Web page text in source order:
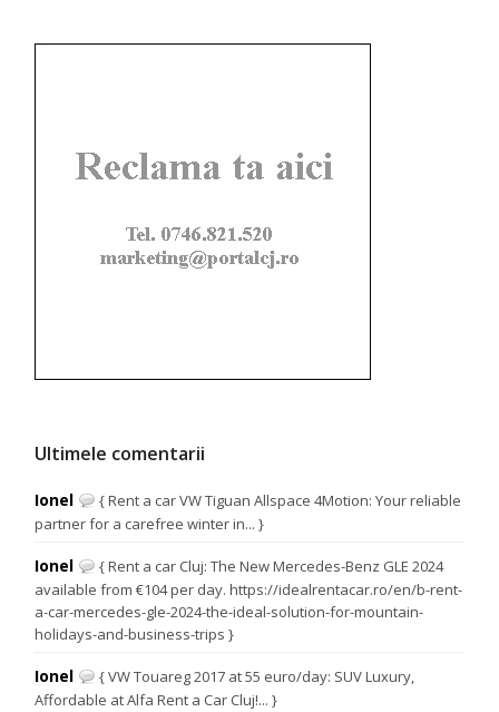
Ultimele comentarii
Ionel
{ Rent a car VW Tiguan Allspace 4Motion: Your reliable
partner for a carefree winter in... }
Ionel
{ Rent a car Cluj: The New Mercedes-Benz GLE 2024
available from €104 per day. https://idealrentacar.ro/en/b-rent-
a-car-mercedes-gle-2024-the-ideal-solution-for-mountain-
holidays-and-business-trips }
Ionel
{ VW Touareg 2017 at 55 euro/day: SUV Luxury,
Affordable at Alfa Rent a Car Cluj!... }